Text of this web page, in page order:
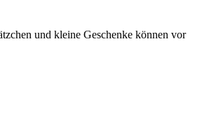
und kleine Geschenke können vor